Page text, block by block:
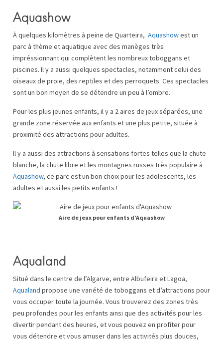
Aquashow
À quelques kilomètres à peine de Quarteira, Aquashowest un
parc à thème et aquatique avec des manèges très
impréssionnant qui complètent les nombreux toboggans et
piscines. Il y a aussi quelques spectacles, notamment celui des
oiseaux de proie, des reptiles et des perroquets. Ces spectacles
sont un bon moyen de se détendre un peu à l’ombre.
Pour les plus jeunes enfants, il y a 2 aires de jeux séparées, une
grande zone réservée aux enfants et une plus petite, située à
proximité des attractions pour adultes.
Il y a aussi des attractions à sensations fortes telles que la chute
blanche, la chute libre et les montagnes russes très populaire à
Aquashow, ce parc est un bon choix pour les adolescents, les
adultes et aussi les petits enfants !
Aire de jeux pour enfants d’Aquashow
Aqualand
Situé dans le centre de l’Algarve, entre Albufeira et Lagoa,
Aqualand propose une variété de toboggans et d’attractions pour
vous occuper toute la journée. Vous trouverez des zones très
peu profondes pour les enfants ainsi que des activités pour les
divertir pendant des heures, et vous pouvez en profiter pour
vous détendre et vous amuser dans les activités plus douces,